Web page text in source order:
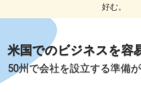
好む。
米国でのビジネスを容
50州で会社を設立する準備